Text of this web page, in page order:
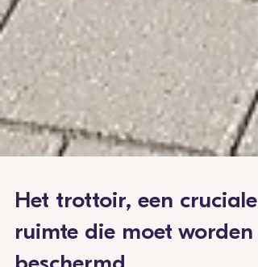
Het trottoir, een cruciale